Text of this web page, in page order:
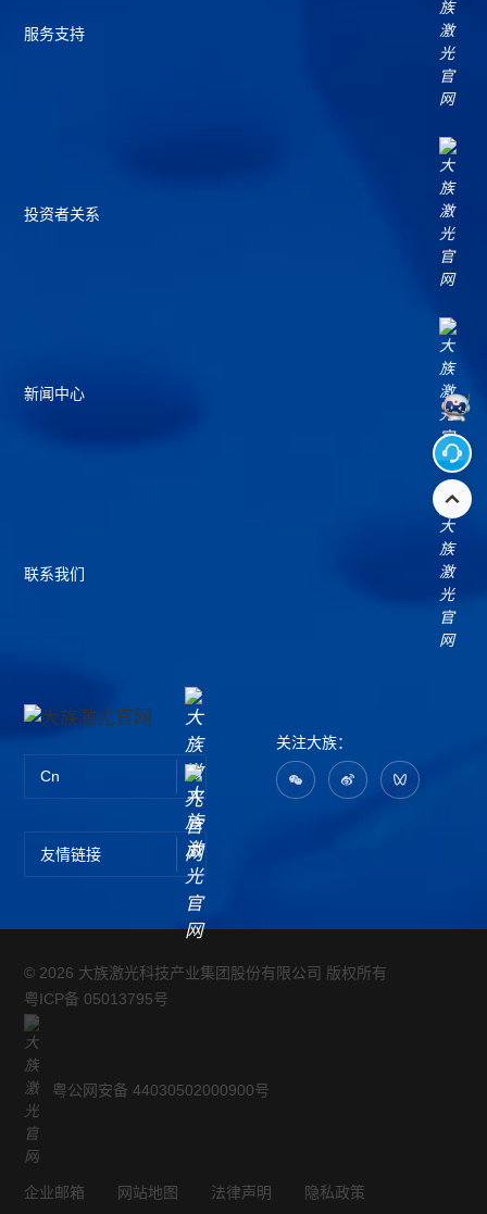
Cn
关注大族：
友情链接
服务支持
投资者关系
新闻中心
联系我们
© 2026 大族激光科技产业集团股份有限公司 版权所有
粤ICP备 05013795号
粤公网安备 44030502000900号
企业邮箱 网站地图 法律声明 隐私政策